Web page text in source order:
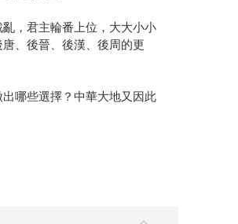
，君主輪番上位，大大小小
、後晉、後漢、後周的更
哪些選擇？中華大地又因此